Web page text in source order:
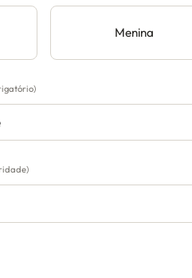
Menina